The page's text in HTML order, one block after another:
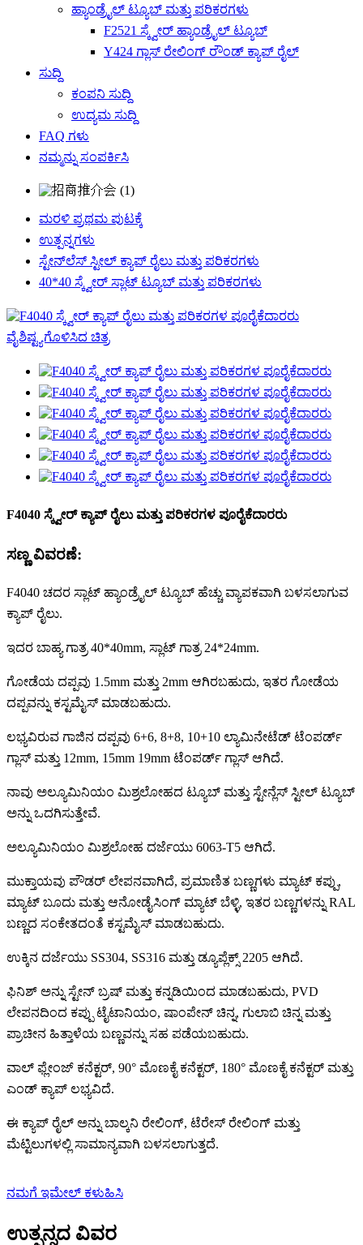
ಹ್ಯಾಂಡ್ರೈಲ್ ಟ್ಯೂಬ್ ಮತ್ತು ಪರಿಕರಗಳು
F2521 ಸ್ಕ್ವೇರ್ ಹ್ಯಾಂಡ್ರೈಲ್ ಟ್ಯೂಬ್
Y424 ಗ್ಲಾಸ್ ರೇಲಿಂಗ್ ರೌಂಡ್ ಕ್ಯಾಪ್ ರೈಲ್
ಸುದ್ದಿ
ಕಂಪನಿ ಸುದ್ದಿ
ಉದ್ಯಮ ಸುದ್ದಿ
FAQ ಗಳು
ನಮ್ಮನ್ನು ಸಂಪರ್ಕಿಸಿ
ಮರಳಿ ಪ್ರಥಮ ಪುಟಕ್ಕೆ
ಉತ್ಪನ್ನಗಳು
ಸ್ಟೇನ್‌ಲೆಸ್ ಸ್ಟೀಲ್ ಕ್ಯಾಪ್ ರೈಲು ಮತ್ತು ಪರಿಕರಗಳು
40*40 ಸ್ಕ್ವೇರ್ ಸ್ಲಾಟ್ ಟ್ಯೂಬ್ ಮತ್ತು ಪರಿಕರಗಳು
F4040 ಸ್ಕ್ವೇರ್ ಕ್ಯಾಪ್ ರೈಲು ಮತ್ತು ಪರಿಕರಗಳ ಪೂರೈಕೆದಾರರು
ಸಣ್ಣ ವಿವರಣೆ:
F4040 ಚದರ ಸ್ಲಾಟ್ ಹ್ಯಾಂಡ್ರೈಲ್ ಟ್ಯೂಬ್ ಹೆಚ್ಚು ವ್ಯಾಪಕವಾಗಿ ಬಳಸಲಾಗುವ
ಕ್ಯಾಪ್ ರೈಲು.
ಇದರ ಬಾಹ್ಯ ಗಾತ್ರ 40*40mm, ಸ್ಲಾಟ್ ಗಾತ್ರ 24*24mm.
ಗೋಡೆಯ ದಪ್ಪವು 1.5mm ಮತ್ತು 2mm ಆಗಿರಬಹುದು, ಇತರ ಗೋಡೆಯ
ದಪ್ಪವನ್ನು ಕಸ್ಟಮೈಸ್ ಮಾಡಬಹುದು.
ಲಭ್ಯವಿರುವ ಗಾಜಿನ ದಪ್ಪವು 6+6, 8+8, 10+10 ಲ್ಯಾಮಿನೇಟೆಡ್ ಟೆಂಪರ್ಡ್
ಗ್ಲಾಸ್ ಮತ್ತು 12mm, 15mm 19mm ಟೆಂಪರ್ಡ್ ಗ್ಲಾಸ್ ಆಗಿದೆ.
ನಾವು ಅಲ್ಯೂಮಿನಿಯಂ ಮಿಶ್ರಲೋಹದ ಟ್ಯೂಬ್ ಮತ್ತು ಸ್ಟೇನ್ಲೆಸ್ ಸ್ಟೀಲ್ ಟ್ಯೂಬ್
ಅನ್ನು ಒದಗಿಸುತ್ತೇವೆ.
ಅಲ್ಯೂಮಿನಿಯಂ ಮಿಶ್ರಲೋಹ ದರ್ಜೆಯು 6063-T5 ಆಗಿದೆ.
ಮುಕ್ತಾಯವು ಪೌಡರ್ ಲೇಪನವಾಗಿದೆ, ಪ್ರಮಾಣಿತ ಬಣ್ಣಗಳು ಮ್ಯಾಟ್ ಕಪ್ಪು,
ಮ್ಯಾಟ್ ಬೂದು ಮತ್ತು ಆನೋಡೈಸಿಂಗ್ ಮ್ಯಾಟ್ ಬೆಳ್ಳಿ, ಇತರ ಬಣ್ಣಗಳನ್ನು RAL
ಬಣ್ಣದ ಸಂಕೇತದಂತೆ ಕಸ್ಟಮೈಸ್ ಮಾಡಬಹುದು.
ಉಕ್ಕಿನ ದರ್ಜೆಯು SS304, SS316 ಮತ್ತು ಡ್ಯೂಪ್ಲೆಕ್ಸ್ 2205 ಆಗಿದೆ.
ಫಿನಿಶ್ ಅನ್ನು ಸ್ಟೇನ್ ಬ್ರಷ್ ಮತ್ತು ಕನ್ನಡಿಯಿಂದ ಮಾಡಬಹುದು, PVD
ಲೇಪನದಿಂದ ಕಪ್ಪು ಟೈಟಾನಿಯಂ, ಷಾಂಪೇನ್ ಚಿನ್ನ, ಗುಲಾಬಿ ಚಿನ್ನ ಮತ್ತು
ಪ್ರಾಚೀನ ಹಿತ್ತಾಳೆಯ ಬಣ್ಣವನ್ನು ಸಹ ಪಡೆಯಬಹುದು.
ವಾಲ್ ಫ್ಲೇಂಜ್ ಕನೆಕ್ಟರ್, 90° ಮೊಣಕೈ ಕನೆಕ್ಟರ್, 180° ಮೊಣಕೈ ಕನೆಕ್ಟರ್ ಮತ್ತು
ಎಂಡ್ ಕ್ಯಾಪ್ ಲಭ್ಯವಿದೆ.
ಈ ಕ್ಯಾಪ್ ರೈಲ್ ಅನ್ನು ಬಾಲ್ಕನಿ ರೇಲಿಂಗ್, ಟೆರೇಸ್ ರೇಲಿಂಗ್ ಮತ್ತು
ಮೆಟ್ಟಿಲುಗಳಲ್ಲಿ ಸಾಮಾನ್ಯವಾಗಿ ಬಳಸಲಾಗುತ್ತದೆ.
ನಮಗೆ ಇಮೇಲ್ ಕಳುಹಿಸಿ
ಉತ್ಪನ್ನದ ವಿವರ